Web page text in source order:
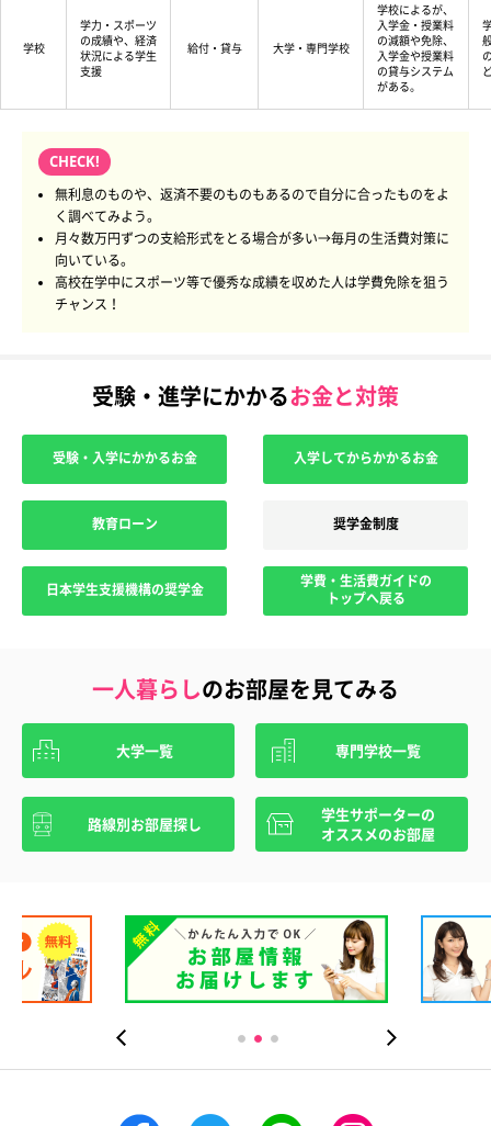
学校
学力・スポーツ
の成績や、経済
状況による学生
支援
給付・貸与 大学・専門学校
学校によるが、
入学金・授業料
の減額や免除、
入学金や授業料
の貸与システム
がある。
CHECK!
無利息のものや、返済不要のものもあるので自分に合ったものをよ
く調べてみよう。
月々数万円ずつの支給形式をとる場合が多い→毎月の生活費対策に
向いている。
高校在学中にスポーツ等で優秀な成績を収めた人は学費免除を狙う
チャンス！
受験・進学にかかるお金と対策
受験・入学にかかるお金 入学してからかかるお金
教育ローン 奨学金制度
日本学生支援機構の奨学金
学費・生活費ガイドの
トップへ戻る
一人暮らしのお部屋を見てみる
大学一覧 専門学校一覧
路線別お部屋探し
学生サポーターの
オススメのお部屋